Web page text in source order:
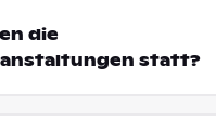
die
statt?